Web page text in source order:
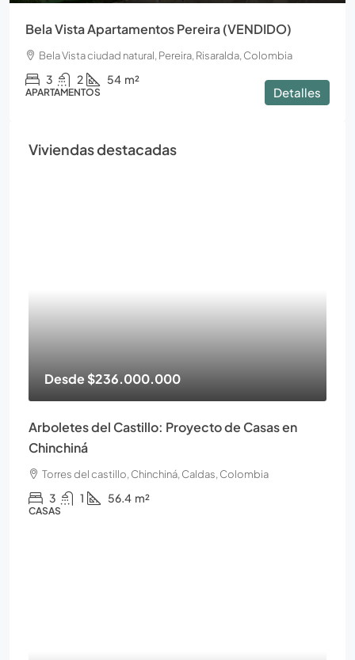
Bela Vista Apartamentos Pereira (VENDIDO)
Bela Vista ciudad natural, Pereira, Risaralda, Colombia
3 2 54 m²
APARTAMENTOS Detalles
Viviendas destacadas
Desde$236.000.000
Arboletes del Castillo: Proyecto de Casas en
Chinchiná
Torres del castillo, Chinchiná, Caldas, Colombia
3 1 56.4 m²
CASAS